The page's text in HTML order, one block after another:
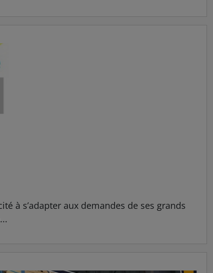
à s’adapter aux demandes de ses grands